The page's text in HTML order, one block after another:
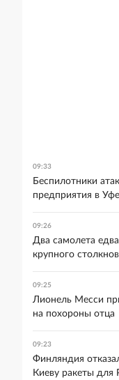
09:33
Беспилотники
предприятия в Уфе
09:26
Два самолета
крупного
09:25
Лионель Месси
на похороны отца
09:23
Финляндия
Киеву ракеты для